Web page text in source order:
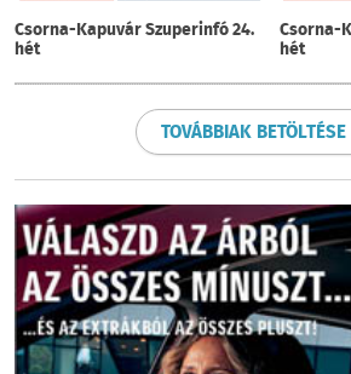
Csorna-Kapuvár Szuperinfó 24.
hét
Csorna-
hét
TOVÁBBIAK BETÖLTÉSE